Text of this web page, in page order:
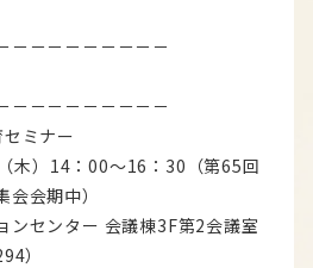
－－－－－－－－－
－－－－－－－－－
ミナー
木）14：00～16：30（第65回
会期中）
ンセンター 会議棟3F第2会議室
）